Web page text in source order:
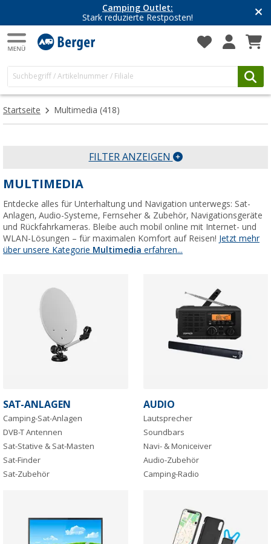
Camping Outlet:
Stark reduzierte Restposten!
Startseite Multimedia (418)
FILTER ANZEIGEN
MULTIMEDIA
Entdecke alles für Unterhaltung und Navigation unterwegs: Sat-
Anlagen, Audio-Systeme, Fernseher & Zubehör, Navigationsgeräte
und Rückfahrkameras. Bleibe auch mobil online mit Internet- und
WLAN-Lösungen – für maximalen Komfort auf Reisen! Jetzt mehr
über unsere Kategorie Multimedia erfahren...
SAT-ANLAGEN
Camping-Sat-Anlagen
DVB-T Antennen
Sat-Stative & Sat-Masten
Sat-Finder
Sat-Zubehör
AUDIO
Lautsprecher
Soundbars
Navi- & Moniceiver
Audio-Zubehör
Camping-Radio